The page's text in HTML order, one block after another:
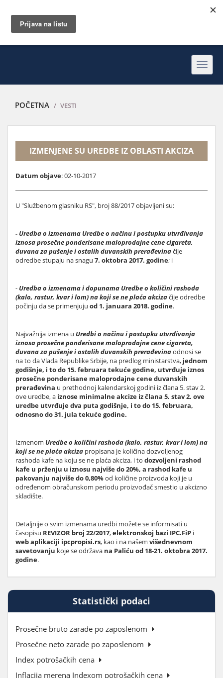
POČETNA VESTI
IZMENJENE SU UREDBE IZ OBLASTI AKCIZA
Datum objave: 02-10-2017
U "Službenom glasniku RS", broj 88/2017 objavljeni su:
- Uredba o izmenama Uredbe o načinu i postupku utvrđivanja
iznosa prosečne ponderisane maloprodajne cene cigareta,
duvana za pušenje i ostalih duvanskih prerađevinačije
odredbe stupaju na snagu 7. oktobra 2017. godine; i
- Uredba o izmenama i dopunama Uredbe o količini rashoda
(kalo, rastur, kvar i lom) na koji se ne plaća akcizačije odredbe
počinju da se primenjuju od 1. januara 2018. godine.
Najvažnija izmena u Uredbi o načinu i postupku utvrđivanja
iznosa prosečne ponderisane maloprodajne cene cigareta,
duvana za pušenje i ostalih duvanskih prerađevinaodnosi se
na to da Vlada Republike Srbije, na predlog ministarstva, jednom
godišnje, i todo 15. februara tekuće godine, utvrđuje iznos
prosečne ponderisane maloprodajne cene duvanskih
prerađevina u prethodnoj kalendarskoj godini iz člana 5. stav 2.
ove uredbe, a iznose minimalne akcize iz člana 5. stav 2. ove
uredbe utvrđuje dva puta godišnje, i to do 15. februara,
odnosno do 31. jula tekuće godine.
Izmenom Uredbe o količini rashoda (kalo, rastur, kvar i lom) na
koji se ne plaća akciza propisana je količina dozvoljenog
rashoda kafe na koju se ne plaća akciza, i to dozvoljeni rashod
kafe u prženju u iznosu najviše do 20%, a rashod kafe u
pakovanju najviše do 0,80%od količine proizvoda koji je u
određenom obračunskom periodu proizvođač smestio u akcizno
skladište.
Detaljnije o svim izmenama uredbi možete se informisati u
časopisu REVIZOR broj 22/2017,elektronskoj bazi IPC.FiP i
web aplikaciji ipcpropisi.rs, kao i na našem višednevnom
savetovanju koje se održava na Paliću od 18-21. oktobra 2017.
godine.
Statistički podaci
Prosečne bruto zarade po zaposlenom
Prosečne neto zarade po zaposlenom
Index potrošačkih cena
Inflacija merena Indexom potrošačkih cena